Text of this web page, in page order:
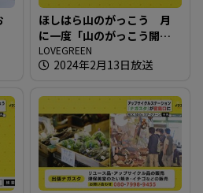
ほしはら山のがっこう 月
に一度「山のがっこう開放
日」
LOVEGREEN
2024年2月13日放送